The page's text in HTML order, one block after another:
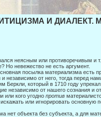
И ДИАЛЕКТ.
неясным или противоречивым и
Но невежество не есть аргумент.
посылка материализма есть
и независимо от не­го, тогда перед
Беркли, который в 1710 году
независимо от нашего сознания и
или ко­го угодно против
или игнорировать основную
нет объекта без субъекта, а для